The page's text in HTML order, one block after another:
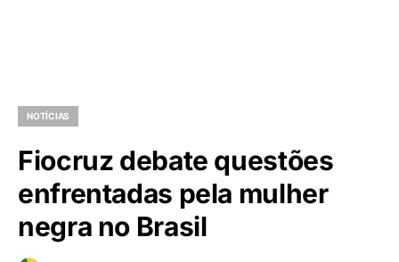
NOTÍCIAS
Fiocruz debate questões
enfrentadas pela mulher
negra no Brasil